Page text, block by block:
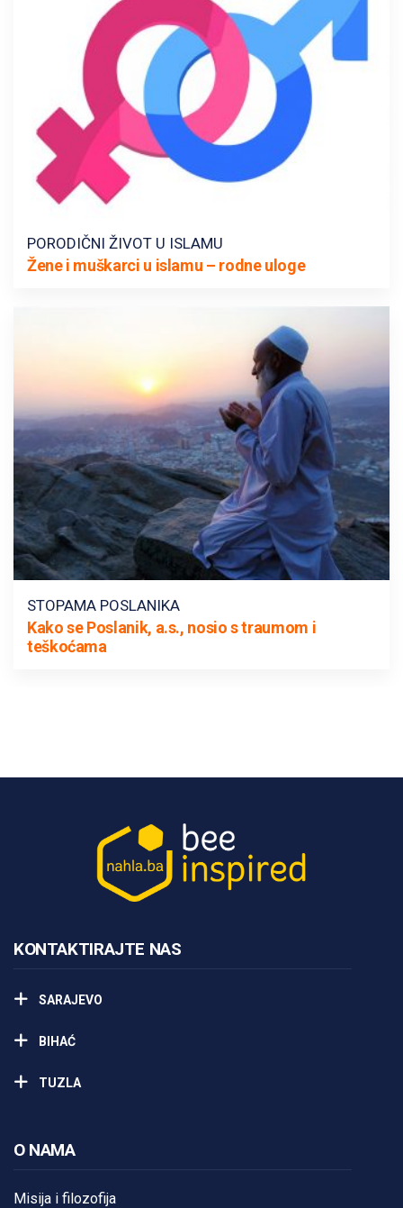
PORODIČNI ŽIVOT U ISLAMU
Žene i muškarci u islamu – rodne uloge
STOPAMA POSLANIKA
Kako se Poslanik, a.s., nosio s traumom i
teškoćama
KONTAKTIRAJTE NAS
SARAJEVO
BIHAĆ
TUZLA
O NAMA
Misija i filozofija